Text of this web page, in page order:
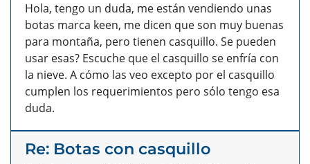
Hola, tengo un duda, me están vendiendo unas
botas marca keen, me dicen que son muy buenas
para montaña, pero tienen casquillo. Se pueden
usar esas? Escuche que el casquillo se enfría con
la nieve. A cómo las veo excepto por el casquillo
cumplen los requerimientos pero sólo tengo esa
duda.
Re: Botas con casquillo